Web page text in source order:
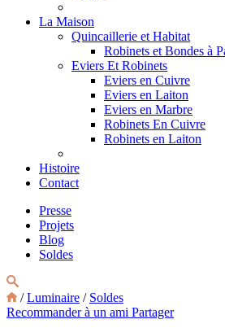
La Maison
Quincaillerie et Habitat
Robinets et Bondes à
Eviers Et Robinets
Eviers en Cuivre
Eviers en Laiton
Eviers en Marbre
Robinets En Cuivre
Robinets en Laiton
Histoire
Contact
Presse
Projets
Blog
Soldes
/Luminaire / Soldes
Recommander à un ami Partager